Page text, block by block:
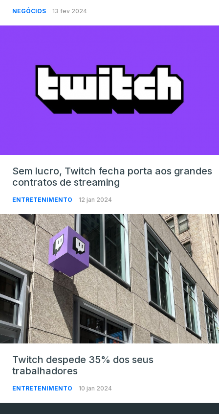
NEGÓCIOS 13 fev 2024
Sem lucro, Twitch fecha porta aos grandes
contratos de streaming
ENTRETENIMENTO 12 jan 2024
Twitch despede 35% dos seus
trabalhadores
ENTRETENIMENTO 10 jan 2024